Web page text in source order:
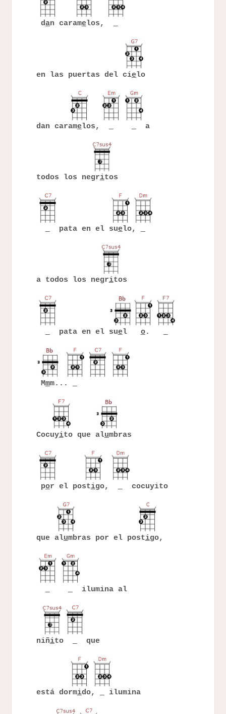
dan caramelos,
en las puertas del cielo
dan caramelos, a
todos los negritos
pata en el suelo,
a todos los negritos
pata en el suel o.
Mmm...
Cocuyito que alumbras
por el postigo, cocuyito
que alumbras por el postigo,
ilumina al
niñito que
está dormido, ilumina